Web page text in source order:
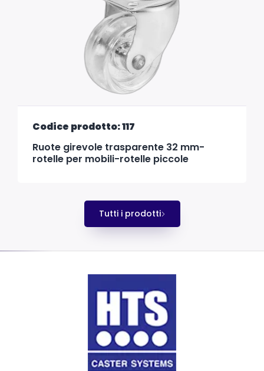
Codice prodotto: 117
Ruote girevole trasparente 32 mm-
rotelle per mobili-rotelle piccole
Tutti i prodotti